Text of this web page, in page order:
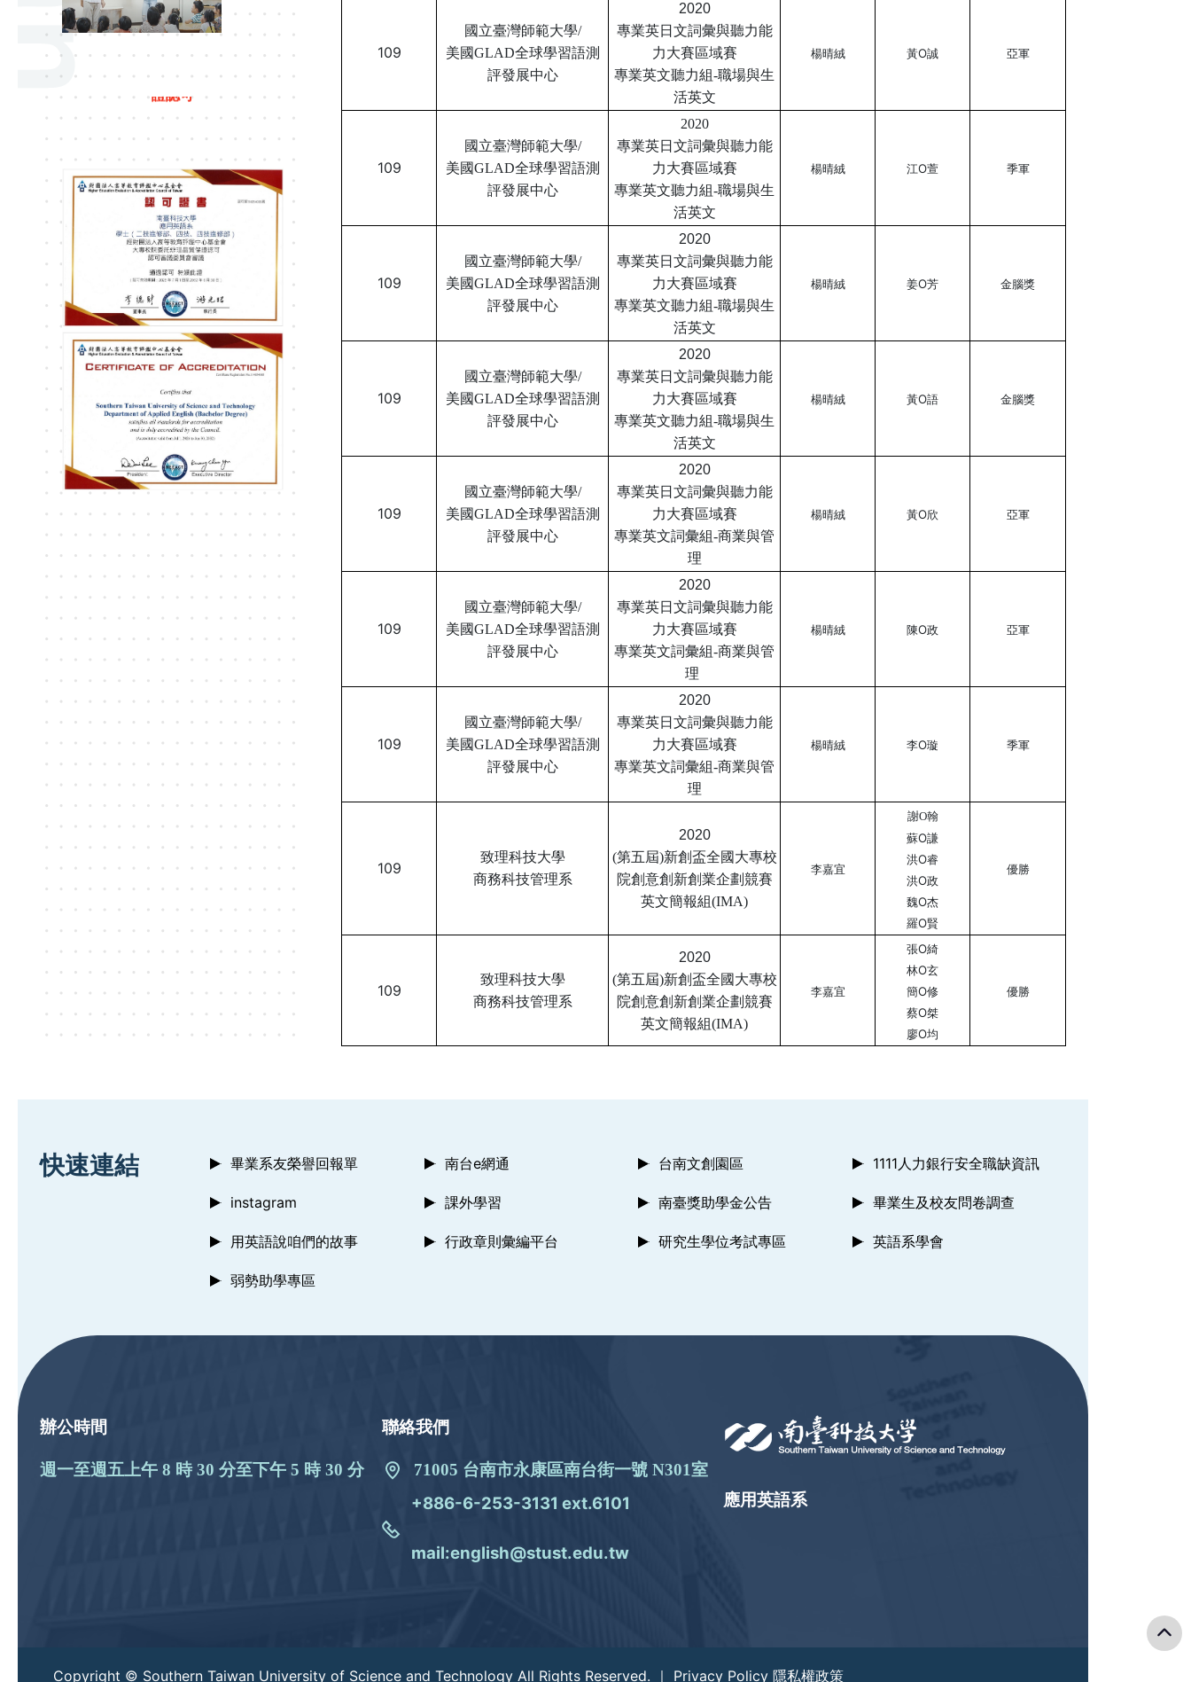
109
國立臺灣師範大學/
美國GLAD全球學習語測
評發展中心
2020
專業英日文詞彙與聽力能
力大賽區域賽
專業英文聽力組-職場與生
活英文
楊晴絨 黃O誠 亞軍
109
國立臺灣師範大學/
美國GLAD全球學習語測
評發展中心
2020
專業英日文詞彙與聽力能
力大賽區域賽
專業英文聽力組-職場與生
活英文
楊晴絨 江O萱 季軍
109
國立臺灣師範大學/
美國GLAD全球學習語測
評發展中心
2020
專業英日文詞彙與聽力能
力大賽區域賽
專業英文聽力組-職場與生
活英文
楊晴絨 姜O芳 金腦獎
109
國立臺灣師範大學/
美國GLAD全球學習語測
評發展中心
2020
專業英日文詞彙與聽力能
力大賽區域賽
專業英文聽力組-職場與生
活英文
楊晴絨 黃O語 金腦獎
109
國立臺灣師範大學/
美國GLAD全球學習語測
評發展中心
2020
專業英日文詞彙與聽力能
力大賽區域賽
專業英文詞彙組-商業與管
理
楊晴絨 黃O欣 亞軍
109
國立臺灣師範大學/
美國GLAD全球學習語測
評發展中心
2020
專業英日文詞彙與聽力能
力大賽區域賽
專業英文詞彙組-商業與管
理
楊晴絨 陳O政 亞軍
109
國立臺灣師範大學/
美國GLAD全球學習語測
評發展中心
2020
專業英日文詞彙與聽力能
力大賽區域賽
專業英文詞彙組-商業與管
理
楊晴絨 李O璇 季軍
109
致理科技大學
商務科技管理系
2020
(第五屆)新創盃全國大專校
院創意創新創業企劃競賽
英文簡報組(IMA)
李嘉宜
謝O翰
蘇O謙
洪O睿
洪O政
魏O杰
羅O賢
優勝
109
致理科技大學
商務科技管理系
2020
(第五屆)新創盃全國大專校
院創意創新創業企劃競賽
英文簡報組(IMA)
李嘉宜
張O綺
林O玄
簡O修
蔡O桀
廖O均
優勝
:::
快速連結 畢業系友榮譽回報單 南台e網通 台南文創園區 1111人力銀行安全職缺資訊
instagram 課外學習 南臺獎助學金公告 畢業生及校友問卷調查
用英語說咱們的故事 行政章則彙編平台 研究生學位考試專區 英語系學會
弱勢助學專區
應用英語系
聯絡我們
71005 台南市永康區南台街一號 N301室
+886-6-253-3131 ext.6101
mail:english@stust.edu.tw
辦公時間
週一至週五上午 8 時 30 分至下午 5 時 30 分
Copyright © Southern Taiwan University of Science and Technology All Rights Reserved. ｜ Privacy Policy 隱私權政策